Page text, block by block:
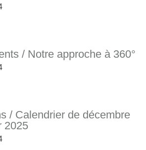
/ Notre approche à 360°
/ Calendrier de décembre
2025